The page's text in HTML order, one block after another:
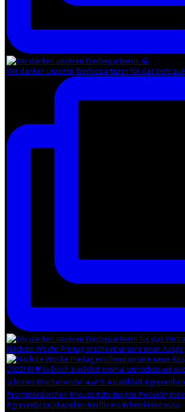
Wir danken unseren Werbepartnern für das Vertraue
Nächste Woche Freitag erscheint unsere neue Ausga